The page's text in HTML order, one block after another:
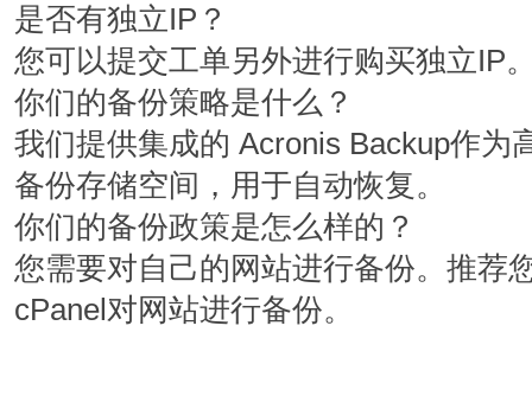
50 GB
1 TB
1
$ 10.00 /月
2 TB
$ 20.00 /月
是否有独立IP？
您可以提交工单另外进行购买独立IP
你们的备份策略是什么？
我们提供集成的 Acronis Backup作为
备份存储空间，用于自动恢复。
你们的备份政策是怎么样的？
您需要对自己的网站进行备份。推荐
cPanel对网站进行备份。